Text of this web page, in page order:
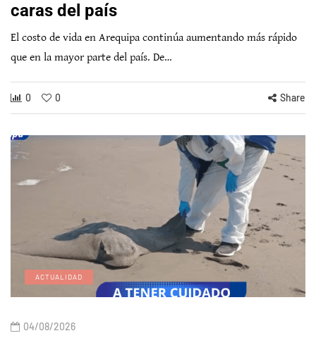
caras del país
El costo de vida en Arequipa continúa aumentando más rápido
que en la mayor parte del país. De…
0 0 Share
ACTUALIDAD
04/08/2026